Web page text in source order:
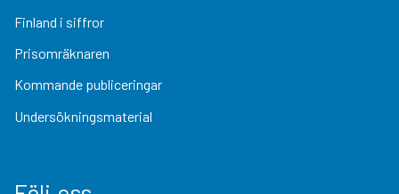
Finland i siffror
Prisomräknaren
Kommande publiceringar
Undersökningsmaterial